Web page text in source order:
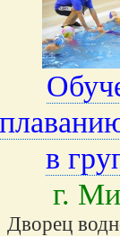
в
г.
Дворец